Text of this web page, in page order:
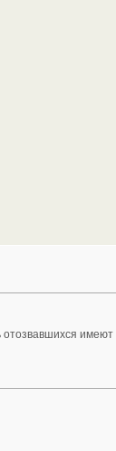
отозвавшихся имеют